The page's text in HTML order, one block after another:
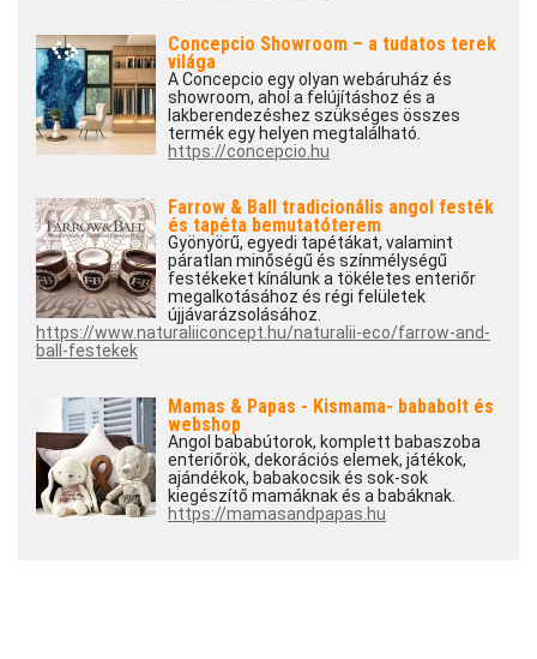
Concepcio Showroom – a tudatos terek
világa
A Concepcio egy olyan webáruház és
showroom, ahol a felújításhoz és a
lakberendezéshez szükséges összes
termék egy helyen megtalálható.
https://concepcio.hu
Farrow & Ball tradicionális angol festék
és tapéta bemutatóterem
Gyönyörű, egyedi tapétákat, valamint
páratlan minőségű és színmélységű
festékeket kínálunk a tökéletes enteriőr
megalkotásához és régi felületek
újjávarázsolásához.
https://www.naturaliiconcept.hu/naturalii-eco/farrow-and-
ball-festekek
Mamas & Papas - Kismama- bababolt és
webshop
Angol bababútorok, komplett babaszoba
enteriőrök, dekorációs elemek, játékok,
ajándékok, babakocsik és sok-sok
kiegészítő mamáknak és a babáknak.
https://mamasandpapas.hu